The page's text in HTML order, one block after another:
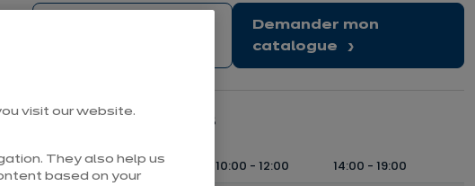
Demander mon
catalogue
Grand Ble
Nos horaires
Lundi 10:00 - 12:00 14:00 - 19:00
visit our website.
They also help us
based on your